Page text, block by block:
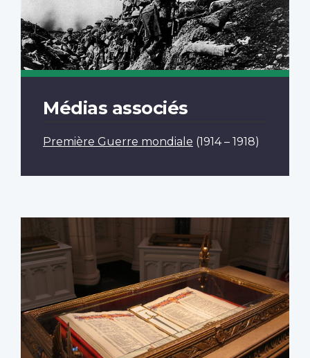
Médias associés
Première Guerre mondiale (1914 – 1918)